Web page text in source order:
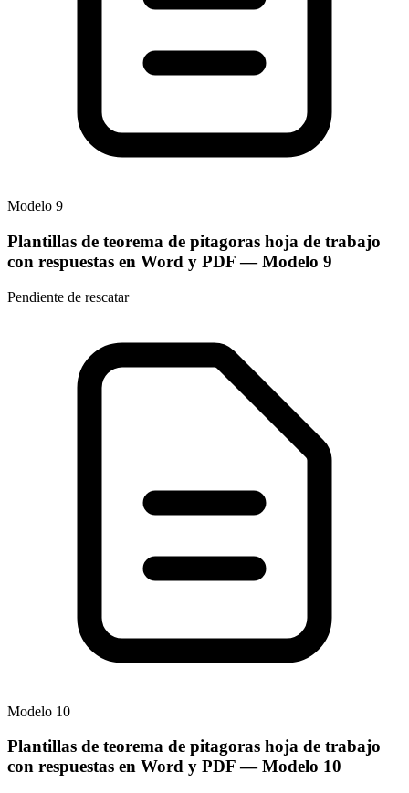
Modelo 9
Plantillas de teorema de pitagoras hoja de trabajo
con respuestas en Word y PDF— Modelo 9
Pendiente de rescatar
Modelo 10
Plantillas de teorema de pitagoras hoja de trabajo
con respuestas en Word y PDF— Modelo 10